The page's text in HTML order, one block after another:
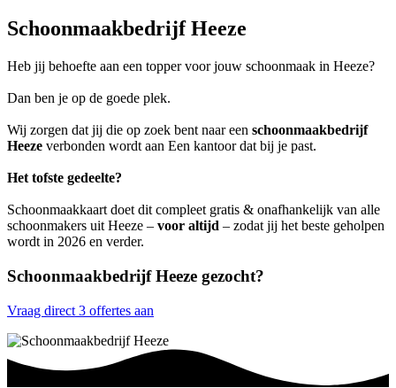
Schoonmaakbedrijf Heeze
Heb jij behoefte aan een topper voor jouw schoonmaak in Heeze?
Dan ben je op de goede plek.
Wij zorgen dat jij die op zoek bent naar een schoonmaakbedrijf
Heeze verbonden wordt aan Een kantoor dat bij je past.
Het tofste gedeelte?
Schoonmaakkaart doet dit compleet gratis & onafhankelijk van alle
schoonmakers uit Heeze – voor altijd – zodat jij het beste geholpen
wordt in 2026 en verder.
Schoonmaakbedrijf Heeze gezocht?
Vraag direct 3 offertes aan